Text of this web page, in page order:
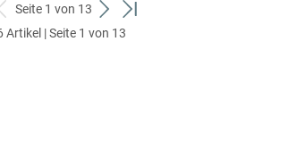
zurück
zum
Seite 1 von 13
weiter
zum
zum
Artikel | Seite 1 von 13